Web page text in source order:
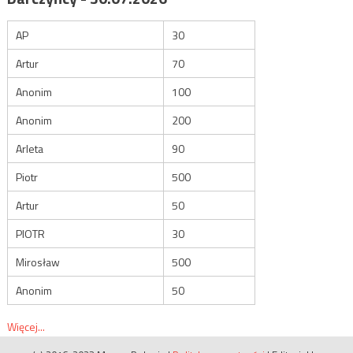
AP
30
Artur
70
Anonim
100
Anonim
200
Arleta
90
Piotr
500
Artur
50
PIOTR
30
Mirosław
500
Anonim
50
Więcej...